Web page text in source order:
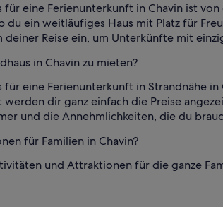
eine Ferienunterkunft in Chavin ist
ein weitläufiges Haus mit Platz für
Reise ein, um Unterkünfte mit
in Chavin zu mieten?
für eine Ferienunterkunft in Strandnähe
dir ganz einfach die Preise
und die Annehmlichkeiten, die du
für Familien in Chavin?
und Attraktionen für die ganze